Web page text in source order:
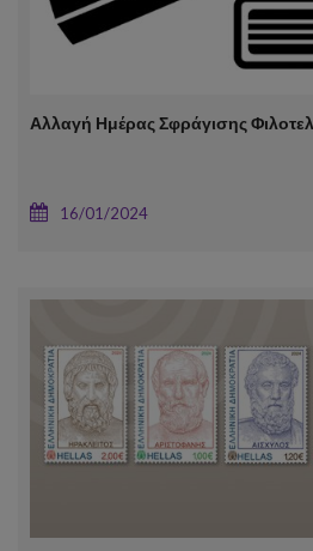
Αλλαγή Ημέρας Σφράγισης
16/01/2024